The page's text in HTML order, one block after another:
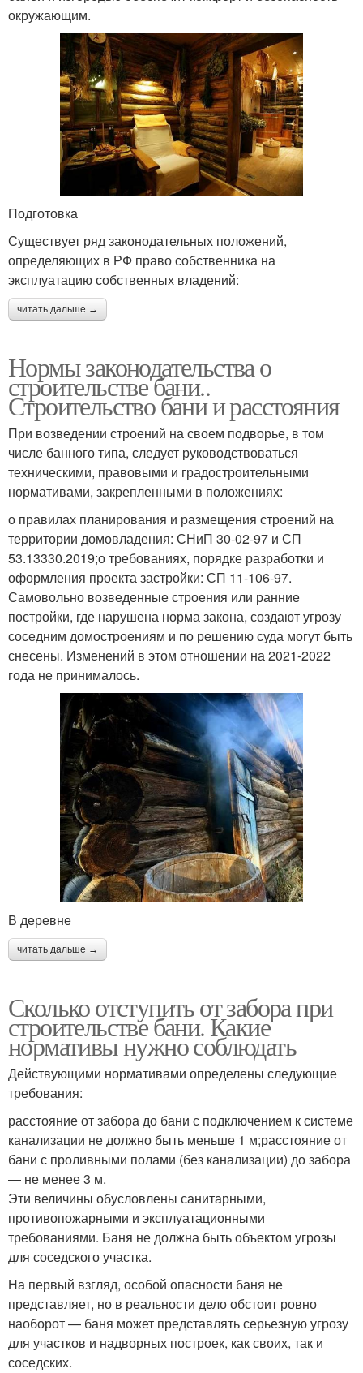
окружающим.
Подготовка
Существует ряд законодательных положений,
определяющих в РФ право собственника на
эксплуатацию собственных владений:
читать дальше →
Нормы законодательства о
строительстве бани..
Строительство бани и расстояния
При возведении строений на своем подворье, в том
числе банного типа, следует руководствоваться
техническими, правовыми и градостроительными
нормативами, закрепленными в положениях:
о правилах планирования и размещения строений на
территории домовладения: СНиП 30-02-97 и СП
53.13330.2019;о требованиях, порядке разработки и
оформления проекта застройки: СП 11-106-97.
Самовольно возведенные строения или ранние
постройки, где нарушена норма закона, создают угрозу
соседним домостроениям и по решению суда могут быть
снесены. Изменений в этом отношении на 2021-2022
года не принималось.
В деревне
читать дальше →
Сколько отступить от забора при
строительстве бани. Какие
нормативы нужно соблюдать
Действующими нормативами определены следующие
требования:
расстояние от забора до бани с подключением к системе
канализации не должно быть меньше 1 м;расстояние от
бани с проливными полами (без канализации) до забора
— не менее 3 м.
Эти величины обусловлены санитарными,
противопожарными и эксплуатационными
требованиями. Баня не должна быть объектом угрозы
для соседского участка.
На первый взгляд, особой опасности баня не
представляет, но в реальности дело обстоит ровно
наоборот — баня может представлять серьезную угрозу
для участков и надворных построек, как своих, так и
соседских.